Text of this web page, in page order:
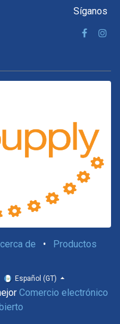
Síganos
de • Productos
Español (GT)
Comercio electrónico